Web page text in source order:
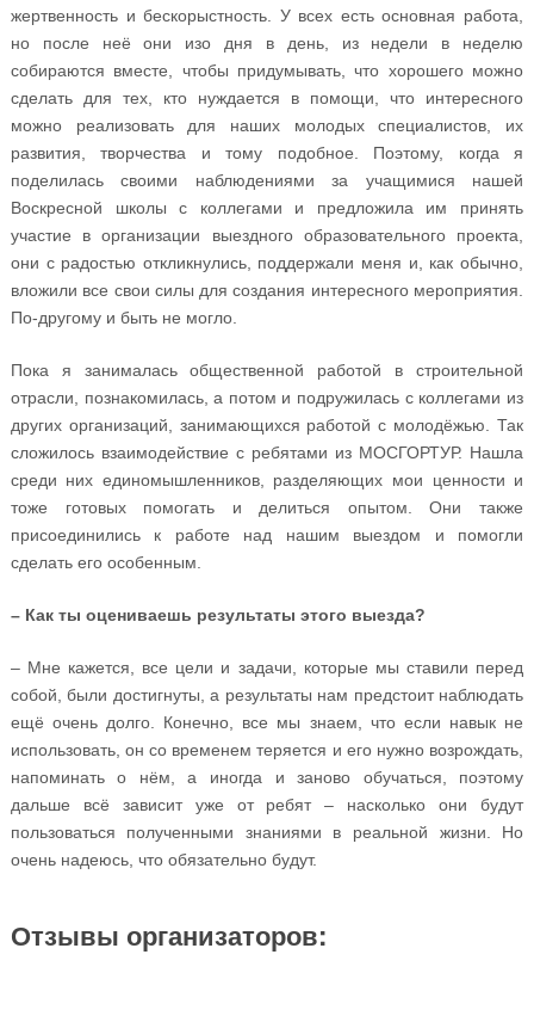
жертвенность и бескорыстность. У всех есть основная работа,
но после неё они изо дня в день, из недели в неделю
собираются вместе, чтобы придумывать, что хорошего можно
сделать для тех, кто нуждается в помощи, что интересного
можно реализовать для наших молодых специалистов, их
развития, творчества и тому подобное. Поэтому, когда я
поделилась своими наблюдениями за учащимися нашей
Воскресной школы с коллегами и предложила им принять
участие в организации выездного образовательного проекта,
они с радостью откликнулись, поддержали меня и, как обычно,
вложили все свои силы для создания интересного мероприятия.
По-другому и быть не могло.
Пока я занималась общественной работой в строительной
отрасли, познакомилась, а потом и подружилась с коллегами из
других организаций, занимающихся работой с молодёжью. Так
сложилось взаимодействие с ребятами из МОСГОРТУР. Нашла
среди них единомышленников, разделяющих мои ценности и
тоже готовых помогать и делиться опытом. Они также
присоединились к работе над нашим выездом и помогли
сделать его особенным.
– Как ты оцениваешь результаты этого выезда?
– Мне кажется, все цели и задачи, которые мы ставили перед
собой, были достигнуты, а результаты нам предстоит наблюдать
ещё очень долго. Конечно, все мы знаем, что если навык не
использовать, он со временем теряется и его нужно возрождать,
напоминать о нём, а иногда и заново обучаться, поэтому
дальше всё зависит уже от ребят – насколько они будут
пользоваться полученными знаниями в реальной жизни. Но
очень надеюсь, что обязательно будут.
Отзывы организаторов: